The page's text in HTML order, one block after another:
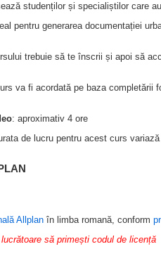
studenților și specialiștilor care
pentru generarea documentației
trebuie să te înscrii și apoi să
va fi acordată pe baza
: aproximativ 4 ore
de lucru pentru acest curs
Allplan în limba romană, conform
să primești codul de licență